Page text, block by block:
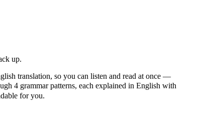
up.
translation, so you can listen and read at once —
4 grammar patterns, each explained in English with
for you.